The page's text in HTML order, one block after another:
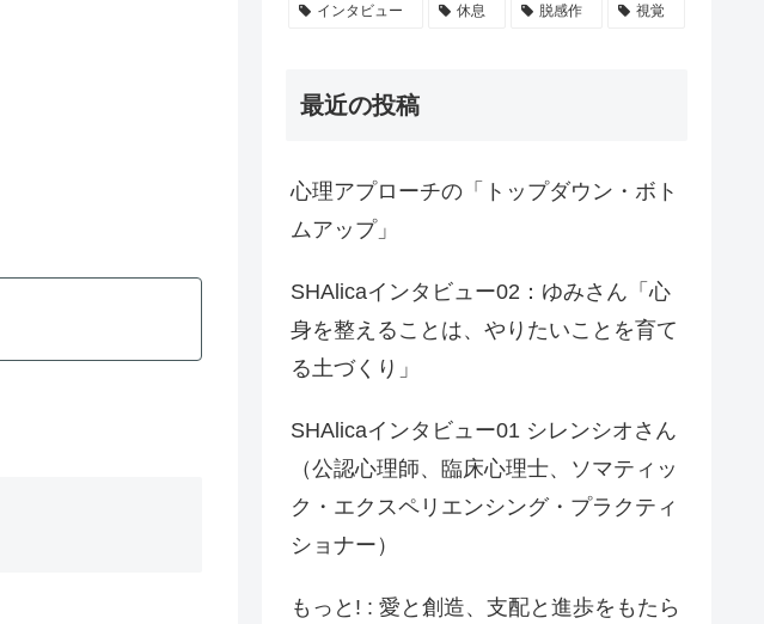
インタビュー 休息 脱感作 視覚
最近の投稿
心理アプローチの「トップダウン・ボト
ムアップ」
SHAlicaインタビュー02：ゆみさん「心
身を整えることは、やりたいことを育て
る土づくり」
SHAlicaインタビュー01 シレンシオさん
（公認心理師、臨床心理士、ソマティッ
ク・エクスペリエンシング・プラクティ
ショナー）
もっと! : 愛と創造、支配と進歩をもたら